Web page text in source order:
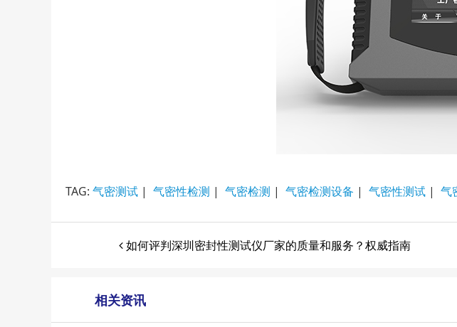
TAG: 气密测试 | 气密性检测 | 气密检测 | 气密检测设备 | 气密性测试 | 气
如何评判深圳密封性测试仪厂家的质量和服务？权威指南
相关资讯